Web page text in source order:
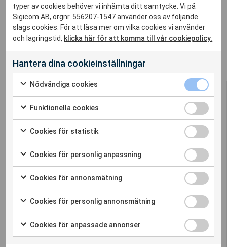
omgivningspåverkan – vibration, buller och
dammätning
Cookieinställningar
Whistleblower
typer av cookies behöver vi inhämta ditt samtycke. Vi på
Sigicom AB, orgnr. 556207-1547 använder oss av följande
slags cookies. För att läsa mer om vilka cookies vi använder
och lagringstid, klicka här för att komma till vår cookiepolicy.
Hantera dina cookieinställningar
Nödvändiga cookies
Funktionella cookies
Cookies för statistik
Cookies för personlig anpassning
Cookies för annonsmätning
Cookies för personlig annonsmätning
Cookies för anpassade annonser